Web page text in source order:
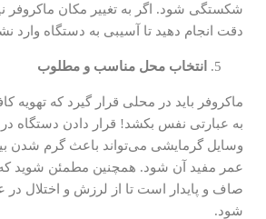
شکستگی شود. اگر به تغییر مکان ماکروفر
دقت انجام دهید تا آسیبی به دستگاه وارد
انتخاب محل مناسب و مطلوب
ماکروفر باید در محلی قرار گیرد که تهویه
به عبارتی نفس بکشد! قرار دادن دستگاه در
وسایل گرمایشی می‌تواند باعث گرم شدن
عمر مفید آن شود. همچنین مطمئن شوید
صاف و پایدار است تا از لرزش و اختلال در
شود.